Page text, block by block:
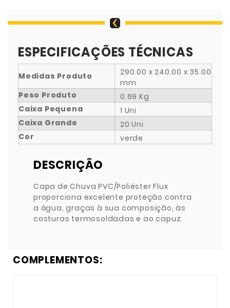
ESPECIFICAÇÕES TÉCNICAS
Medidas Produto
290.00 x 240.00 x 35.00
mm
Peso Produto
0.69 Kg
Caixa Pequena
1 Uni
Caixa Grande
20 Uni
Cor
verde
DESCRIÇÃO
Capa de Chuva PVC/Poliéster Flux
proporciona excelente proteção contra
a água, graças à sua composição, às
costuras termosoldadas e ao capuz.
COMPLEMENTOS: